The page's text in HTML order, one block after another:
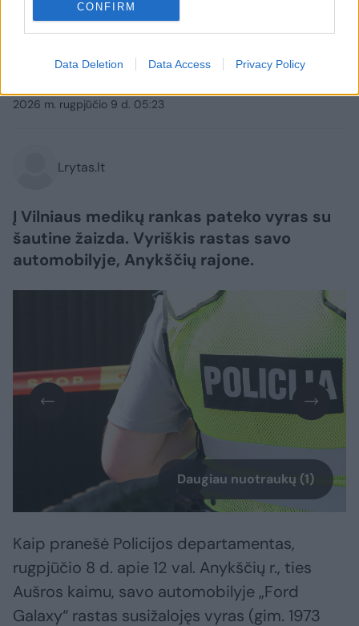
CONFIRM
Data Deletion Data Access Privacy Policy
Anykščių r. savo automobilyje
teisėtai laikytas pistoletas
2026 m. rugpjūčio 9 d. 05:23
Lrytas.lt
Į Vilniaus medikų rankas pateko vyras su
šautine žaizda. Vyriškis rastas savo
automobilyje, Anykščių rajone.
Daugiau nuotraukų (1)
Kaip pranešė Policijos departamentas,
rugpjūčio 8 d. apie 12 val. Anykščių r., ties
Aušros kaimu, savo automobilyje „Ford
Galaxy“ rastas susižalojęs vyras (gim. 1973